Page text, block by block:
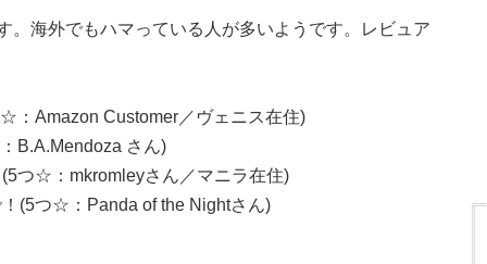
。海外でもハマっている人が多いようです。レビュア
：Amazon Customer／ヴェニス在住)
B.A.Mendoza さん)
つ☆：mkromleyさん／マニラ在住)
(5つ☆：Panda of the Nightさん)